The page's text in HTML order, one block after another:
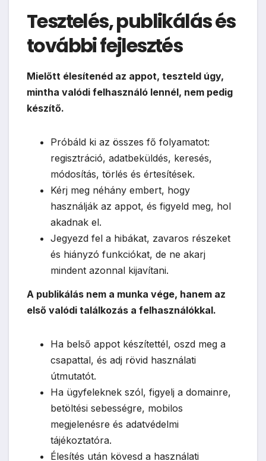
Tesztelés, publikálás és
további fejlesztés
Mielőtt élesítenéd az appot, teszteld úgy,
mintha valódi felhasználó lennél, nem pedig
készítő.
Próbáld ki az összes fő folyamatot:
regisztráció, adatbeküldés, keresés,
módosítás, törlés és értesítések.
Kérj meg néhány embert, hogy
használják az appot, és figyeld meg, hol
akadnak el.
Jegyezd fel a hibákat, zavaros részeket
és hiányzó funkciókat, de ne akarj
mindent azonnal kijavítani.
A publikálás nem a munka vége, hanem az
első valódi találkozás a felhasználókkal.
Ha belső appot készítettél, oszd meg a
csapattal, és adj rövid használati
útmutatót.
Ha ügyfeleknek szól, figyelj a domainre,
betöltési sebességre, mobilos
megjelenésre és adatvédelmi
tájékoztatóra.
Élesítés után kövesd a használati